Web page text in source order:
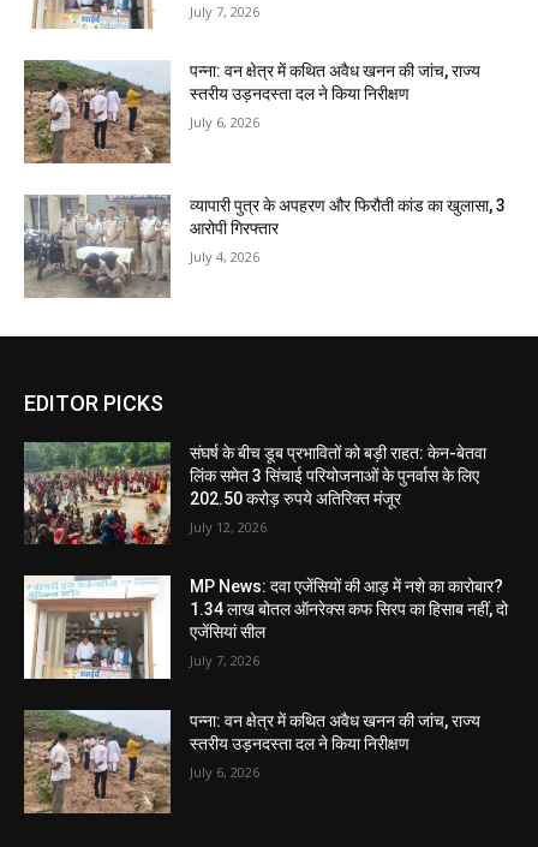
July 7, 2026
पन्ना: वन क्षेत्र में कथित अवैध खनन की जांच, राज्य
स्तरीय उड़नदस्ता दल ने किया निरीक्षण
July 6, 2026
व्यापारी पुत्र के अपहरण और फिरौती कांड का खुलासा, 3
आरोपी गिरफ्तार
July 4, 2026
EDITOR PICKS
संघर्ष के बीच डूब प्रभावितों को बड़ी राहत: केन-बेतवा
लिंक समेत 3 सिंचाई परियोजनाओं के पुनर्वास के लिए
202.50 करोड़ रुपये अतिरिक्त मंजूर
July 12, 2026
MP News: दवा एजेंसियों की आड़ में नशे का कारोबार?
1.34 लाख बोतल ऑनरेक्स कफ सिरप का हिसाब नहीं, दो
एजेंसियां सील
July 7, 2026
पन्ना: वन क्षेत्र में कथित अवैध खनन की जांच, राज्य
स्तरीय उड़नदस्ता दल ने किया निरीक्षण
July 6, 2026